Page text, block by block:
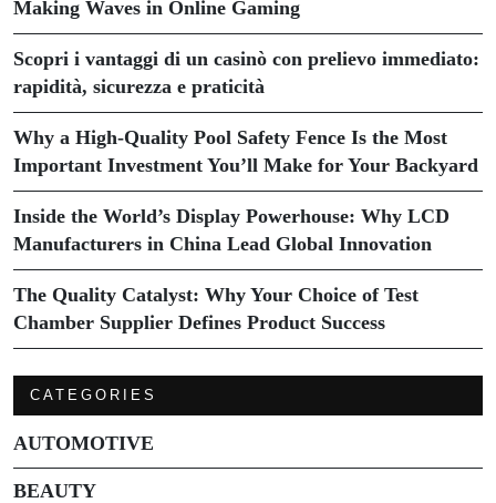
Making Waves in Online Gaming
Scopri i vantaggi di un casinò con prelievo immediato:
rapidità, sicurezza e praticità
Why a High-Quality Pool Safety Fence Is the Most
Important Investment You’ll Make for Your Backyard
Inside the World’s Display Powerhouse: Why LCD
Manufacturers in China Lead Global Innovation
The Quality Catalyst: Why Your Choice of Test
Chamber Supplier Defines Product Success
CATEGORIES
AUTOMOTIVE
BEAUTY